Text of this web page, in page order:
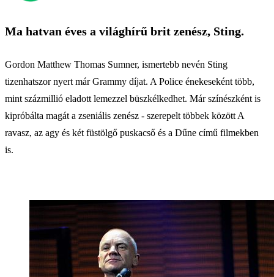
Ma hatvan éves a világhírű brit zenész, Sting.
Gordon Matthew Thomas Sumner, ismertebb nevén Sting
tizenhatszor nyert már Grammy díjat. A Police énekeseként több,
mint százmillió eladott lemezzel büszkélkedhet. Már színészként is
kipróbálta magát a zseniális zenész - szerepelt többek között A
ravasz, az agy és két füstölgő puskacső és a Dűne című filmekben
is.